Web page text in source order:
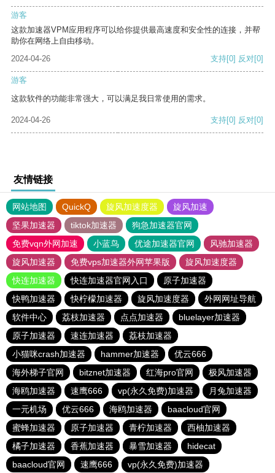
游客
这款加速器VPM应用程序可以给你提供最高速度和安全性的连接，并帮
助你在网络上自由移动。
2024-04-26
支持[0] 反对[0]
游客
这款软件的功能非常强大，可以满足我日常使用的需求。
2024-04-26 支持[0] 反对[0]
友情链接
网站地图 QuickQ 旋风加速度器
旋风加速
坚果加速器
tiktok加速器
狗急加速器官网
免费vqn外网加速
小蓝鸟 优途加速器官网
风驰加速器
旋风加速器
免费vps加速器外网苹果版
旋风加速度器
快连加速器
快连加速器官网入口
原子加速器
快鸭加速器
快柠檬加速器 旋风加速度器
外网网址导航
软件中心
荔枝加速器 点点加速器
bluelayer加速器
原子加速器
速连加速器
荔枝加速器
小猫咪crash加速器
hammer加速器
优云666
海外梯子官网
bitznet加速器 红海pro官网
极风加速器
海鸥加速器
速鹰666 vp(永久免费)加速器
月兔加速器
一元机场
优云666 海鸥加速器
baacloud官网
蜜蜂加速器
原子加速器 青柠加速器
西柚加速器
橘子加速器
香蕉加速器 暴雪加速器
hidecat
baacloud官网
速鹰666 vp(永久免费)加速器